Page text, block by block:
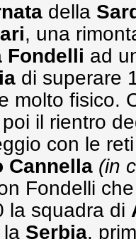
della
, una
Fondelli ad
di superare
molto fisico.
il rientro
con le
Cannella (in
Fondelli
la squadra di
la Serbia.